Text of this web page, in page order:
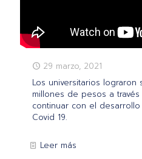
29 marzo, 2021
Los universitarios
millones de pesos a
continuar con el
Covid 19.
Leer más